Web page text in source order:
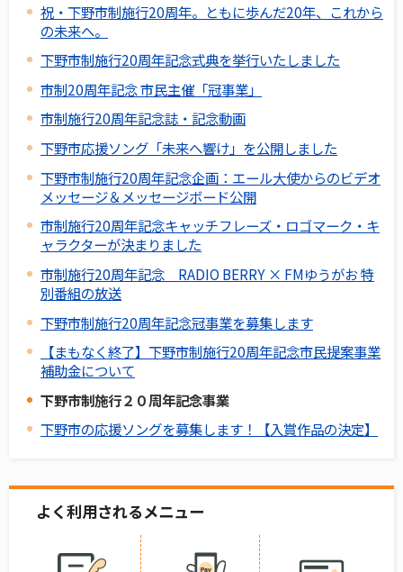
祝・下野市制施行20周年。ともに歩んだ20年、これから
の未来へ。
下野市制施行20周年記念式典を挙行いたしました
市制20周年記念 市民主催「冠事業」
市制施行20周年記念誌・記念動画
下野市応援ソング「未来へ響け」を公開しました
下野市制施行20周年記念企画：エール大使からのビデオ
メッセージ＆メッセージボード公開
市制施行20周年記念キャッチフレーズ・ロゴマーク・キ
ャラクターが決まりました
市制施行20周年記念 RADIO BERRY × FMゆうがお 特
別番組の放送
下野市制施行20周年記念冠事業を募集します
【まもなく終了】下野市制施行20周年記念市民提案事業
補助金について
下野市制施行２０周年記念事業
下野市の応援ソングを募集します！【入賞作品の決定】
よく利用されるメニュー